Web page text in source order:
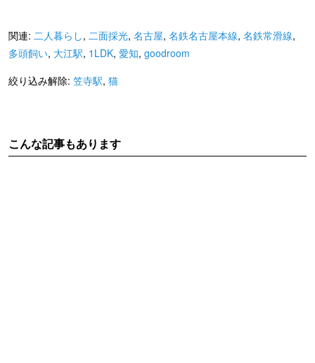
関連: 二人暮らし, 二面採光, 名古屋, 名鉄名古屋本線, 名鉄常滑線,
多頭飼い, 大江駅, 1LDK, 愛知, goodroom
絞り込み解除: 笠寺駅, 猫
こんな記事もあります